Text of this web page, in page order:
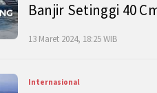
Banjir Setinggi 40
13 Maret 2024, 18:25 WIB
Internasional